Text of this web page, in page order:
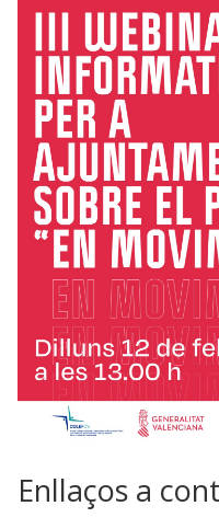
Enllaços a